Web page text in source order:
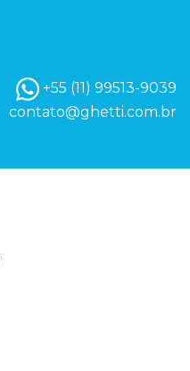
+55 (11) 99513-9039
contato@ghetti.com.br